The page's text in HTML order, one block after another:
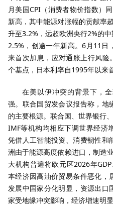
月美国CPI（消费者物价指数）
新高，其中能源对涨幅的贡献率
升至3.2%，远超欧洲央行2%的
2.5%，创逾一年新高。6月11日
来首次加息，应对通胀上行风
个基点，日本利率自1995年以来
在美以伊冲突的背景下，
强。联合国贸发会议报告称，地
的主要根源。联合国、世界银行
IMF等机构均相应下调世界经济
凭借人工智能投资、消费韧性和
洲由于能源高度依赖进口，制造
大机构普遍将欧元区2026年
本经济因高油价贸易条件恶化，
发展中国家分化明显，资源出口
家受地缘冲突影响，经济增速明显